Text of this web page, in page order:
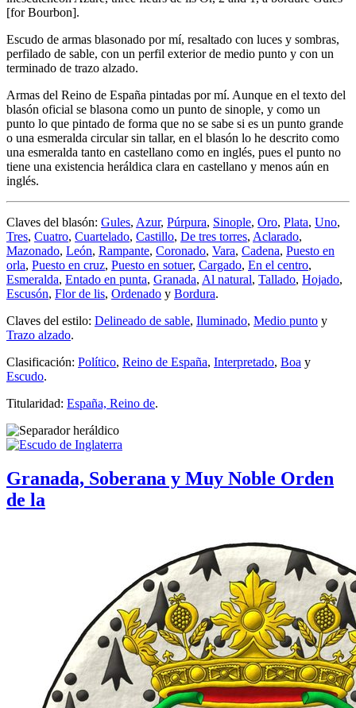
[for Bourbon].
Escudo de armas blasonado por mí, resaltado con luces y sombras,
perfilado de sable, con un perfil exterior de medio punto y con un
terminado de trazo alzado.
Armas del Reino de España pintadas por mí. Aunque en el texto del
blasón oficial se blasona como un punto de sinople, y como un
punto lo que pintado de forma que no se sabe si es un punto grande
o una esmeralda circular sin tallar, en el blasón lo he descrito como
una esmeralda tanto en castellano como en inglés, pues el punto no
tiene una existencia heráldica clara en castellano y menos aún en
inglés.
Claves del blasón: Gules, Azur, Púrpura, Sinople, Oro, Plata, Uno,
Tres, Cuatro, Cuartelado, Castillo, De tres torres, Aclarado,
Mazonado, León, Rampante, Coronado, Vara, Cadena, Puesto en
orla, Puesto en cruz, Puesto en sotuer, Cargado, En el centro,
Esmeralda, Entado en punta, Granada, Al natural, Tallado, Hojado,
Escusón, Flor de lis, Ordenado y Bordura.
Claves del estilo: Delineado de sable, Iluminado, Medio punto y
Trazo alzado.
Clasificación: Político, Reino de España, Interpretado, Boa y
Escudo.
Titularidad: España, Reino de.
Granada, Soberana y Muy Noble Orden
de la